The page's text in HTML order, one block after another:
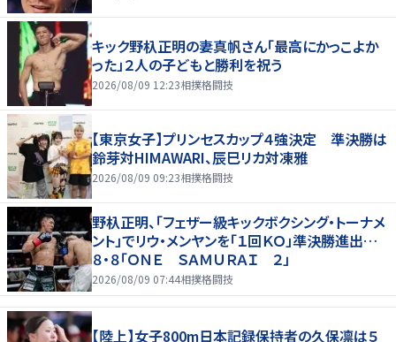
キック野杁正明の妻真帆さん「最高にかっこよか
った」２人の子どもと勝利を祝う
2026/08/09 12:23相撲格闘技
【東京女子】プリンセスカップ４強決定 準決勝は
鈴芽対HIMAWARI、辰巳リカ対凍雅
2026/08/09 09:23相撲格闘技
野杁正明、「フェザー級キックボクシング・トーナメ
ント」でリウ・メンヤンを「１回ＫＯ」準決勝進出…
８・８「ＯＮＥ ＳＡＭＵＲＡＩ ２」
2026/08/09 07:44相撲格闘技
【陸上】女子800m日本記録保持者の久保凛は５